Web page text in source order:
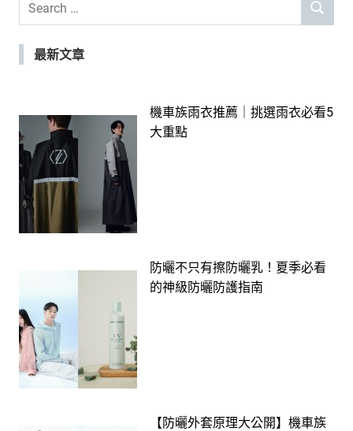
SEARCH
最新文章
機車族雨衣推薦｜挑選雨衣必看5
大重點
防曬不只有擦防曬乳！夏季必看
的神級防曬防護指南
【防曬外套原理大公開】機車族